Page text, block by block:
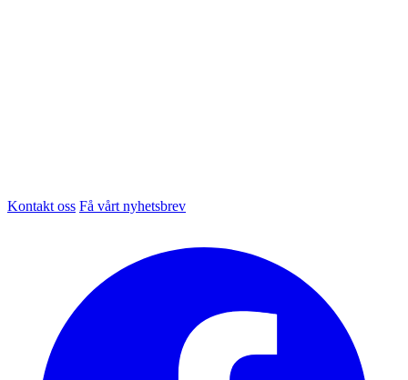
Kontakt oss Få vårt nyhetsbrev